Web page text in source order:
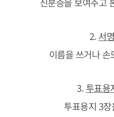
2. 서
이름을 쓰거나 손
3. 투표용
투표용지 3